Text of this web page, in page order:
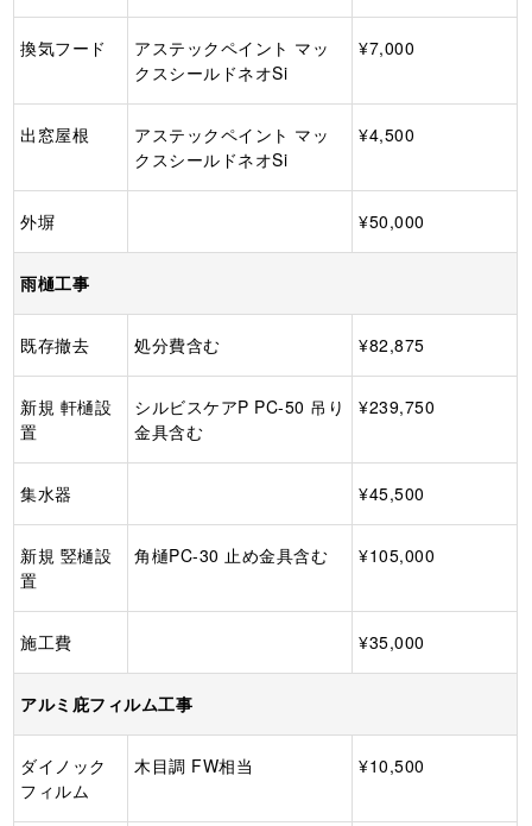
換気フード
アステックペイント マッ
クスシールドネオSi
¥7,000
出窓屋根
アステックペイント マッ
クスシールドネオSi
¥4,500
外塀 ¥50,000
雨樋工事
既存撤去 処分費含む ¥82,875
新規 軒樋設
置
シルビスケアP PC-50 吊り
金具含む
¥239,750
集水器 ¥45,500
新規 竪樋設
置
角樋PC-30 止め金具含む ¥105,000
施工費 ¥35,000
アルミ庇フィルム工事
ダイノック
フィルム
木目調 FW相当 ¥10,500